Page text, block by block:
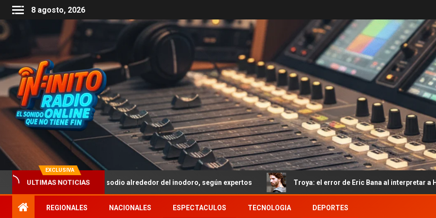
8 agosto, 2026
EXCLUSIVA
ULTIMAS NOTICIAS
bicarbonato de sodio alrededor del inodoro, según expertos Troya: el error de Eric Bana al interpretar a Héctor del
REGIONALES NACIONALES ESPECTACULOS TECNOLOGIA DEPORTES